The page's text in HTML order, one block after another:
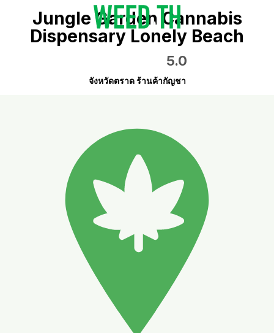
Jungle Garden Cannabis
Dispensary Lonely Beach
5.0
จังหวัดตราด ร้านค้ากัญชา